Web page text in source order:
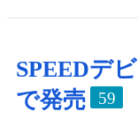
SPEEDデ
で発売
59